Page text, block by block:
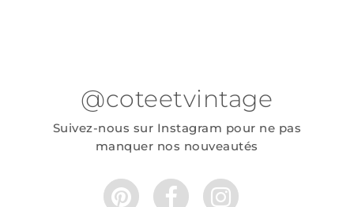
@coteetvintage
Suivez-nous sur Instagram pour ne pas
manquer nos nouveautés